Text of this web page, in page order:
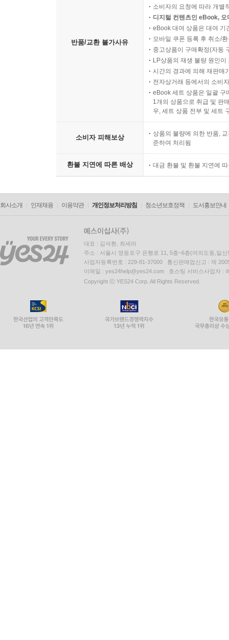
반품/교환 불가사유
소비자의 요청에 따라 개별
디지털 컨텐츠인 eBook,
eBook 대여 상품은 대여 기
모바일 쿠폰 등록 후 취소/
중고상품이 구매확정(자동
LP상품의 재생 불량 원인
시간의 경과에 의해 재판매
전자상거래 등에서의 소비
eBook 세트 상품은 일괄 구
1개의 상품으로 취급 및 판
우, 세트 상품 전부 및 세트
소비자 피해보상
상품의 불량에 의한 반품,
준하여 처리됨
환불 지연에 따른 배상 대금 환불 및 환불 지연에
회사소개 인재채용 이용약관 개인정보처리방침 청소년보호정책 도서홍보안내
대표 : 김석환, 최세라
주소 : 서울시 영등포구 은행로 11, 5층~6층(여의도동,일신
사업자등록번호 : 229-81-37000 통신판매업신고 : 제
이메일 : yes24help@yes24.com 호스팅 서비스사업자 :
Copyright ⓒ YES24 Corp. All Rights Reserved.